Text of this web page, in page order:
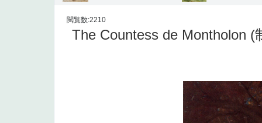
閲覧数:2210
The Countess de Montholon